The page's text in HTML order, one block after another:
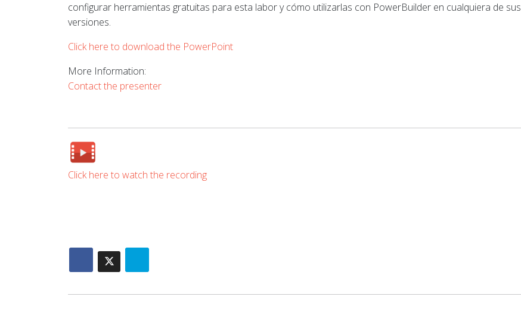
configurar herramientas gratuitas para esta labor y cómo utilizarlas con PowerBuilder en cualquiera de sus
versiones.
Click here to download the PowerPoint
More Information:
Contact the presenter
Click here to watch the recording